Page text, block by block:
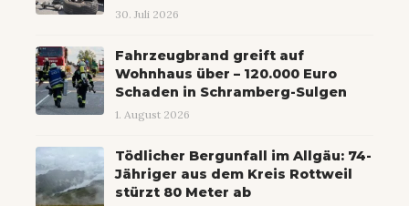
30. Juli 2026
Fahrzeugbrand greift auf
Wohnhaus über – 120.000 Euro
Schaden in Schramberg-Sulgen
1. August 2026
Tödlicher Bergunfall im Allgäu: 74-
Jähriger aus dem Kreis Rottweil
stürzt 80 Meter ab